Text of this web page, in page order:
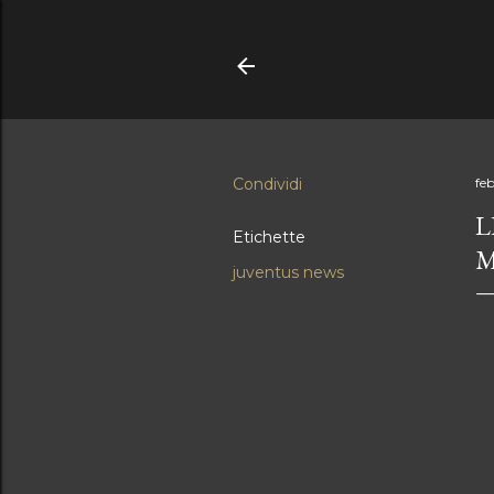
Condividi
Etichette
juventus news